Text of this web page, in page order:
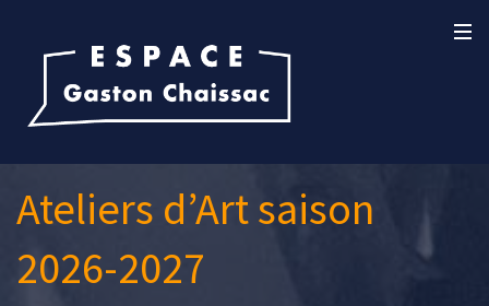
Ateliers d’Art saison
2026-2027